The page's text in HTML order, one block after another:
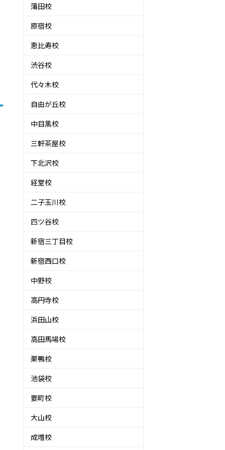
蒲田校
原宿校
恵比寿校
渋谷校
代々木校
自由が丘校
中目黒校
三軒茶屋校
下北沢校
経堂校
二子玉川校
四ツ谷校
新宿三丁目校
新宿西口校
中野校
高円寺校
浜田山校
高田馬場校
巣鴨校
池袋校
要町校
大山校
成増校